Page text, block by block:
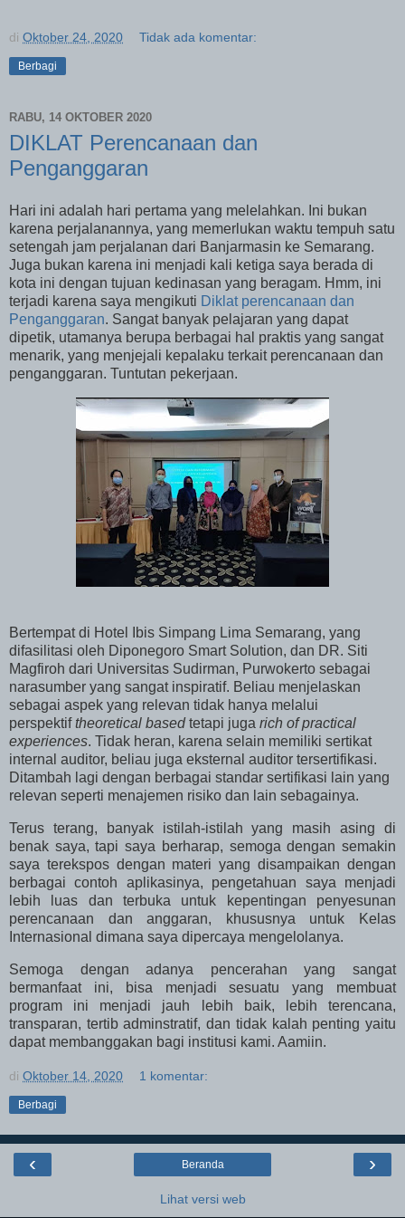
di Oktober 24, 2020 Tidak ada komentar:
Berbagi
RABU, 14 OKTOBER 2020
DIKLAT Perencanaan dan
Penganggaran
Hari ini adalah hari pertama yang melelahkan. Ini bukan
karena perjalanannya, yang memerlukan waktu tempuh satu
setengah jam perjalanan dari Banjarmasin ke Semarang.
Juga bukan karena ini menjadi kali ketiga saya berada di
kota ini dengan tujuan kedinasan yang beragam. Hmm, ini
terjadi karena saya mengikuti Diklat perencanaan dan
Penganggaran. Sangat banyak pelajaran yang dapat
dipetik, utamanya berupa berbagai hal praktis yang sangat
menarik, yang menjejali kepalaku terkait perencanaan dan
penganggaran. Tuntutan pekerjaan.
Bertempat di Hotel Ibis Simpang Lima Semarang, yang
difasilitasi oleh Diponegoro Smart Solution, dan DR. Siti
Magfiroh dari Universitas Sudirman, Purwokerto sebagai
narasumber yang sangat inspiratif. Beliau menjelaskan
sebagai aspek yang relevan tidak hanya melalui
perspektiftheoretical basedtetapi juga rich of practical
experiences. Tidak heran, karena selain memiliki sertikat
internal auditor, beliau juga eksternal auditor tersertifikasi.
Ditambah lagi dengan berbagai standar sertifikasi lain yang
relevan seperti menajemen risiko dan lain sebagainya.
Terus terang, banyak istilah-istilah yang masih asing di
benak saya, tapi saya berharap, semoga dengan semakin
saya terekspos dengan materi yang disampaikan dengan
berbagai contoh aplikasinya, pengetahuan saya menjadi
lebih luas dan terbuka untuk kepentingan penyesunan
perencanaan dan anggaran, khususnya untuk Kelas
Internasional dimana saya dipercaya mengelolanya.
Semoga dengan adanya pencerahan yang sangat
bermanfaat ini, bisa menjadi sesuatu yang membuat
program ini menjadi jauh lebih baik, lebih terencana,
transparan, tertib adminstratif, dan tidak kalah penting yaitu
dapat membanggakan bagi institusi kami. Aamiin.
di Oktober 14, 2020 1 komentar:
Berbagi
‹ ›
Beranda
Lihat versi web